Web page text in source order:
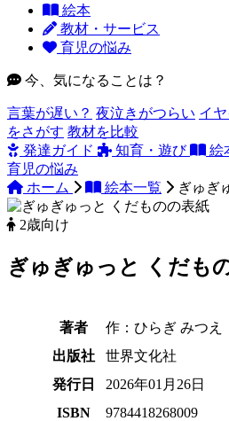
絵本
教材・サービス
育児の悩み
今、気になることは？
言葉が遅い？ 夜泣きがつらい イ
をさがす 教材を比較
発達ガイド
知育・遊び 絵
育児の悩み
ホーム
絵本一覧 ぎゅぎ
2歳向け
ぎゅぎゅっと くだも
著者
作：ひらぎ みつえ
出版社
世界文化社
発行日
2026年01月26日
ISBN
9784418268009